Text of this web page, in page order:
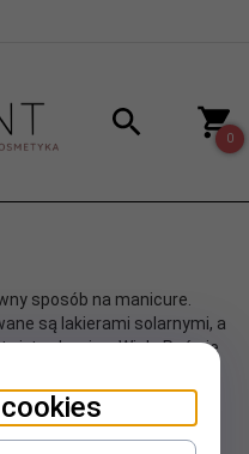
0
sposób na manicure.
są lakierami solarnymi, a
tradycyjne. Wiele Pań nie
jej nakładania i czasami
na lakiery solarne marki
bardzo szeroką gamę
kosmetycznej.